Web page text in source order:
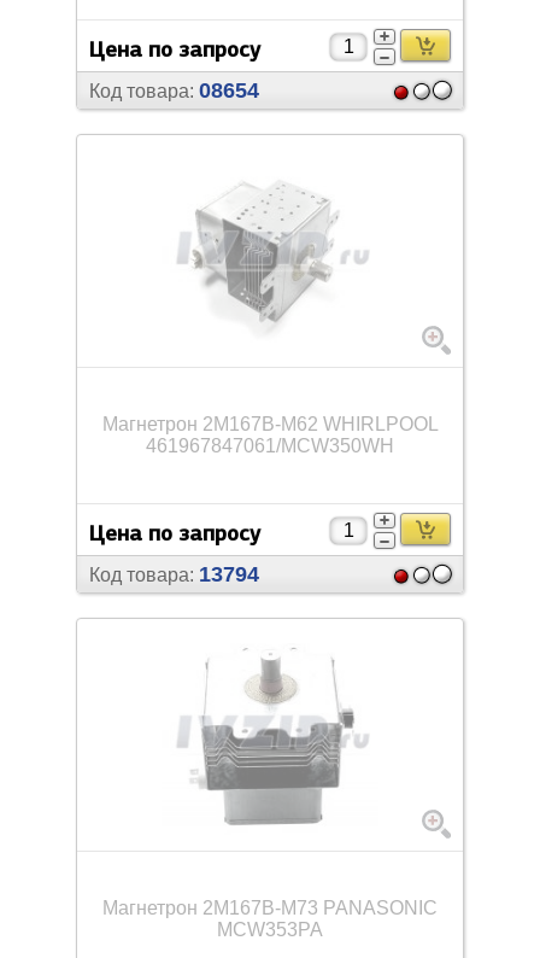
Цена по запросу
Код товара: 08654
Магнетрон 2M167B-M62 WHIRLPOOL
461967847061/MCW350WH
Цена по запросу
Код товара: 13794
Магнетрон 2M167B-M73 PANASONIC
MCW353PA